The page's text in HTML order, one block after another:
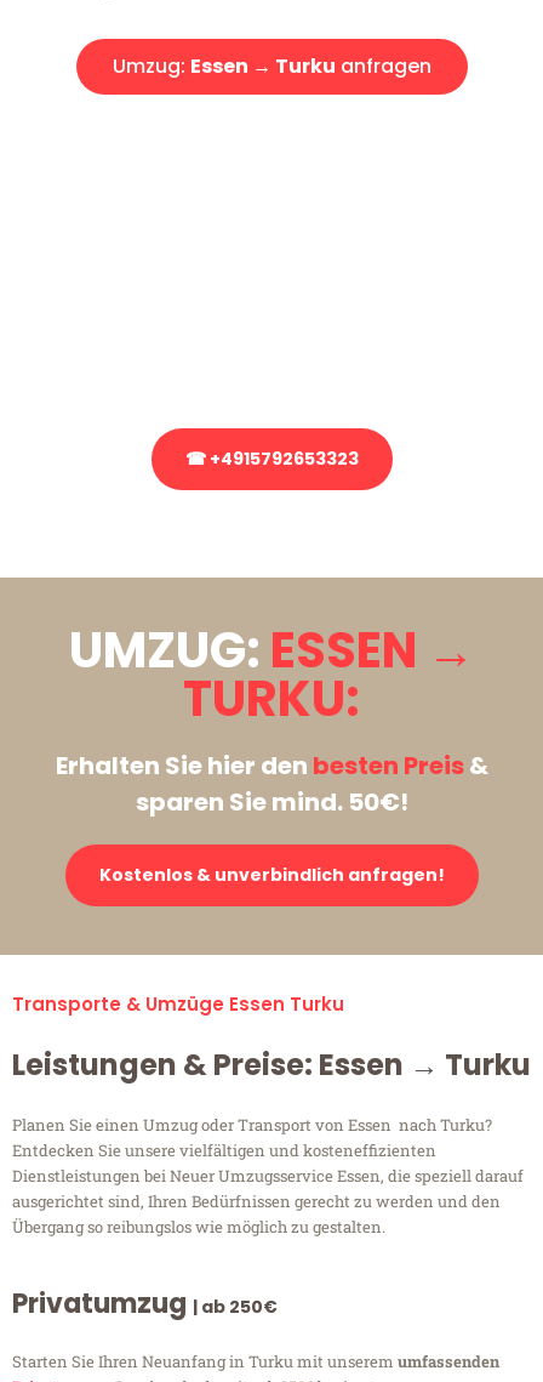
Umzug: Essen → Turku anfragen
☎ +4915792653323
UMZUG: ESSEN →
TURKU:
Erhalten Sie hier den besten Preis&
sparen Sie mind. 50€!
Kostenlos & unverbindlich anfragen!
Transporte & Umzüge Essen Turku
Leistungen & Preise: Essen → Turku
Planen Sie einen Umzug oder Transport von Essen nach Turku?
Entdecken Sie unsere vielfältigen und kosteneffizienten
Dienstleistungen bei Neuer Umzugsservice Essen, die speziell darauf
ausgerichtet sind, Ihren Bedürfnissen gerecht zu werden und den
Übergang so reibungslos wie möglich zu gestalten.
Privatumzug | ab 250€
Starten Sie Ihren Neuanfang in Turku mit unserem umfassenden